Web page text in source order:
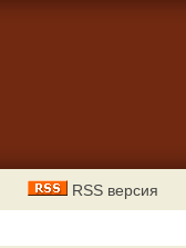
RSS версия